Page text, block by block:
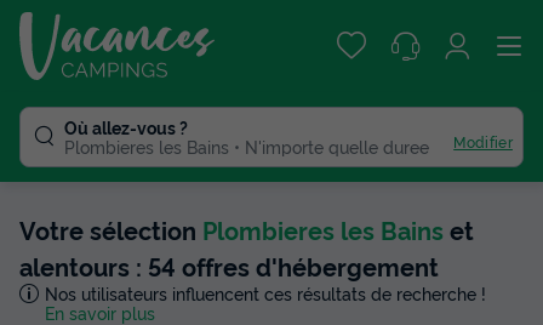
Où allez-vous ?
Plombieres les Bains
N'importe quelle duree Modifier
Votre sélection Plombieres les Bains et
alentours : 54 offres d'hébergement
Nos utilisateurs influencent ces résultats de recherche !
En savoir plus